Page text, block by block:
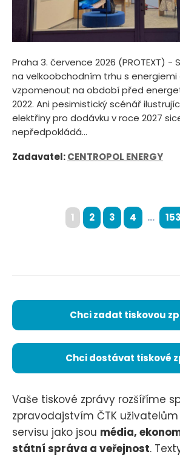
Praha 3. července 2026 (PROTEXT)
na velkoobchodním trhu s energiemi
vzpomenout na období před
2022. Ani pesimistický scénář
elektřiny pro dodávku v roce 2027
nepředpokládá...
Zadavatel:CENTROPOL ENERGY
1 2 3 4 ... 153
Chci zadat tiskovou
Chci dostávat tiskové
Vaše tiskové zprávy rozšíříme
zpravodajstvím ČTK
servisu jako jsou média,
státní správa a veřejnost.